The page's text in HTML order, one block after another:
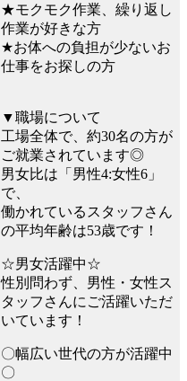
★モクモク作業、繰り返し
作業が好きな方
★お体への負担が少ないお
仕事をお探しの方
▼職場について
工場全体で、約30名の方が
ご就業されています◎
男女比は「男性4:女性6」
で、
働かれているスタッフさん
の平均年齢は53歳です！
☆男女活躍中☆
性別問わず、男性・女性ス
タッフさんにご活躍いただ
いています！
〇幅広い世代の方が活躍中
〇